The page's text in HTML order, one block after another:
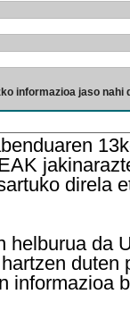
informazioa jaso nahi
direla
helburua da
informazioa